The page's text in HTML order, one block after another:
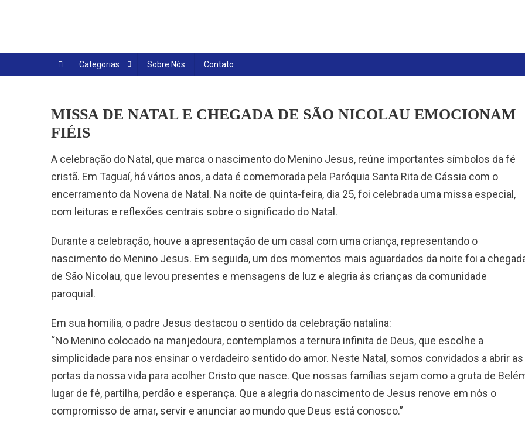
Categorias Sobre Nós Contato
MISSA DE NATAL E CHEGADA DE SÃO NICOLAU EMOCIONAM
FIÉIS
A celebração do Natal, que marca o nascimento do Menino Jesus, reúne importantes símbolos da fé
cristã. Em Taguaí, há vários anos, a data é comemorada pela Paróquia Santa Rita de Cássia com o
encerramento da Novena de Natal. Na noite de quinta-feira, dia 25, foi celebrada uma missa especial,
com leituras e reflexões centrais sobre o significado do Natal.
Durante a celebração, houve a apresentação de um casal com uma criança, representando o
nascimento do Menino Jesus. Em seguida, um dos momentos mais aguardados da noite foi a
de São Nicolau, que levou presentes e mensagens de luz e alegria às crianças da comunidade
paroquial.
Em sua homilia, o padre Jesus destacou o sentido da celebração natalina:
“No Menino colocado na manjedoura, contemplamos a ternura infinita de Deus, que escolhe a
simplicidade para nos ensinar o verdadeiro sentido do amor. Neste Natal, somos convidados a abrir as
portas da nossa vida para acolher Cristo que nasce. Que nossas famílias sejam como a gruta de
lugar de fé, partilha, perdão e esperança. Que a alegria do nascimento de Jesus renove em nós o
compromisso de amar, servir e anunciar ao mundo que Deus está conosco.”